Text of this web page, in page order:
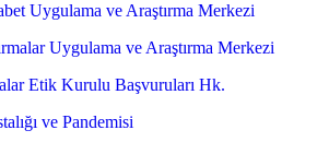
Uygulama ve Araştırma Merkezi
Uygulama ve Araştırma Merkezi
Etik Kurulu Başvuruları Hk.
ve Pandemisi